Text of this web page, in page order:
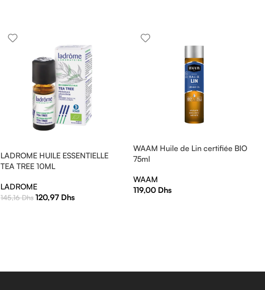
LADROME HUILE ESSENTIELLE
TEA TREE 10ML
LADROME
145,16Dhs 120,97 Dhs
WAAM Huile de Lin certifiée BIO
75ml
WAAM
119,00 Dhs